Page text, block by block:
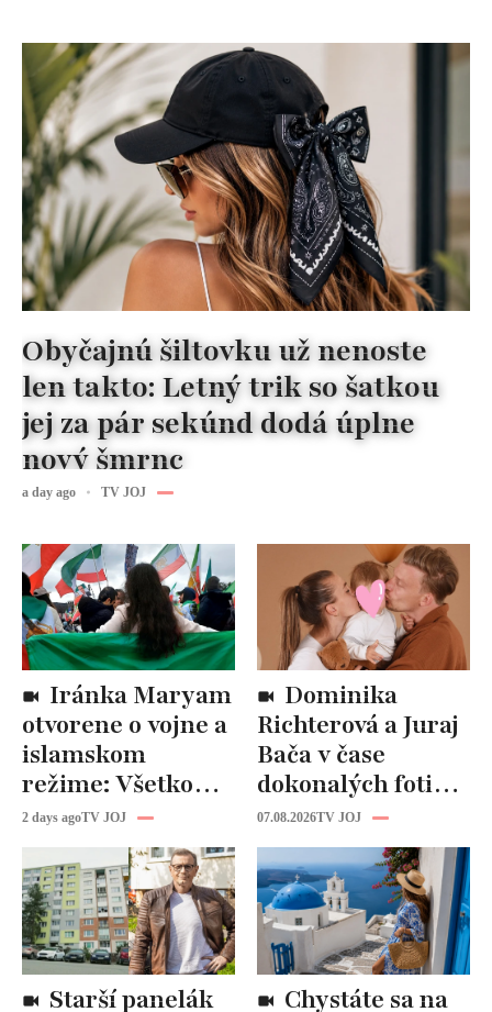
Obyčajnú šiltovku už nenoste
len takto: Letný trik so šatkou
jej za pár sekúnd dodá úplne
nový šmrnc
a day ago TV JOJ
otvorene o vojne a
islamskom
režime: Všetko
tam riadi
propaganda, ľudí
zabíjajú na
uliciach
2 days agoTV JOJ
Richterová a Juraj
Bača v čase
dokonalých fotiek
pripomínajú
dôležitú vec:
Slováci ich za to
milujú!
07.08.2026TV JOJ